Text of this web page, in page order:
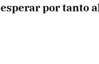
esperar por tanto